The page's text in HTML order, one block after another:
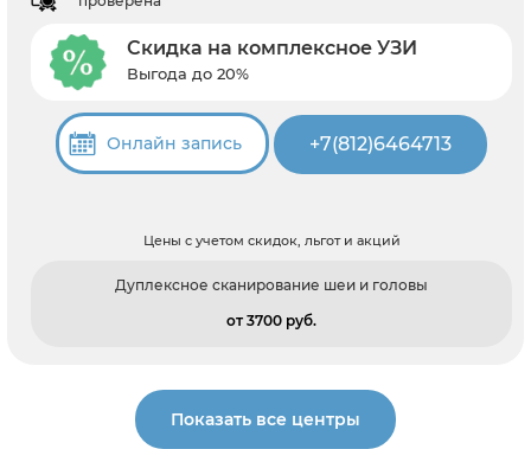
Скидка на комплексное УЗИ
Выгода до 20%
Онлайн запись +7(812)6464713
Цены с учетом скидок, льгот и акций
Дуплексное сканирование шеи и головы
от 3700 pуб.
Показать все центры